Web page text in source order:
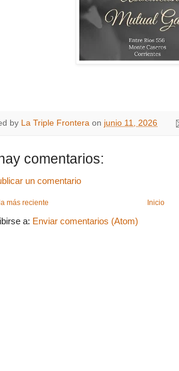
by La Triple Frontera on junio 11, 2026
comentarios:
un comentario
más reciente Inicio
a: Enviar comentarios (Atom)